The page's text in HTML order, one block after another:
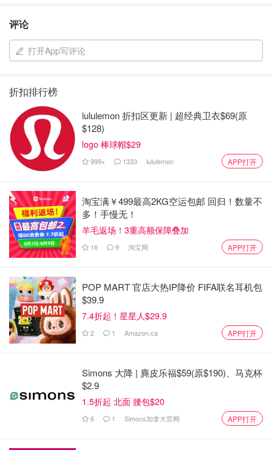
评论
打开App写评论
折扣排行榜
lululemon 折扣区更新 | 超经典卫衣$69(原
$128)
logo 棒球帽$29
999+ 1333 lululemon APP打开
淘宝满￥499最高2KG空运包邮 回归！数量不
多！手慢无！
羊毛返场！3重高额保障叠加
16 9 淘宝网 APP打开
POP MART 官店大热IP降价 FIFA联名耳机包
$39.9
7.4折起！星星人$29.9
2 1 Amazon.ca APP打开
Simons 大降 | 麂皮乐福$59(原$190)、马克杯
$2.9
1.5折起 北面 腰包$20
6 1 Simons加拿大官网 APP打开